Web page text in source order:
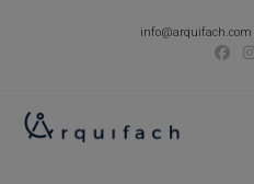
info@arquifach.com